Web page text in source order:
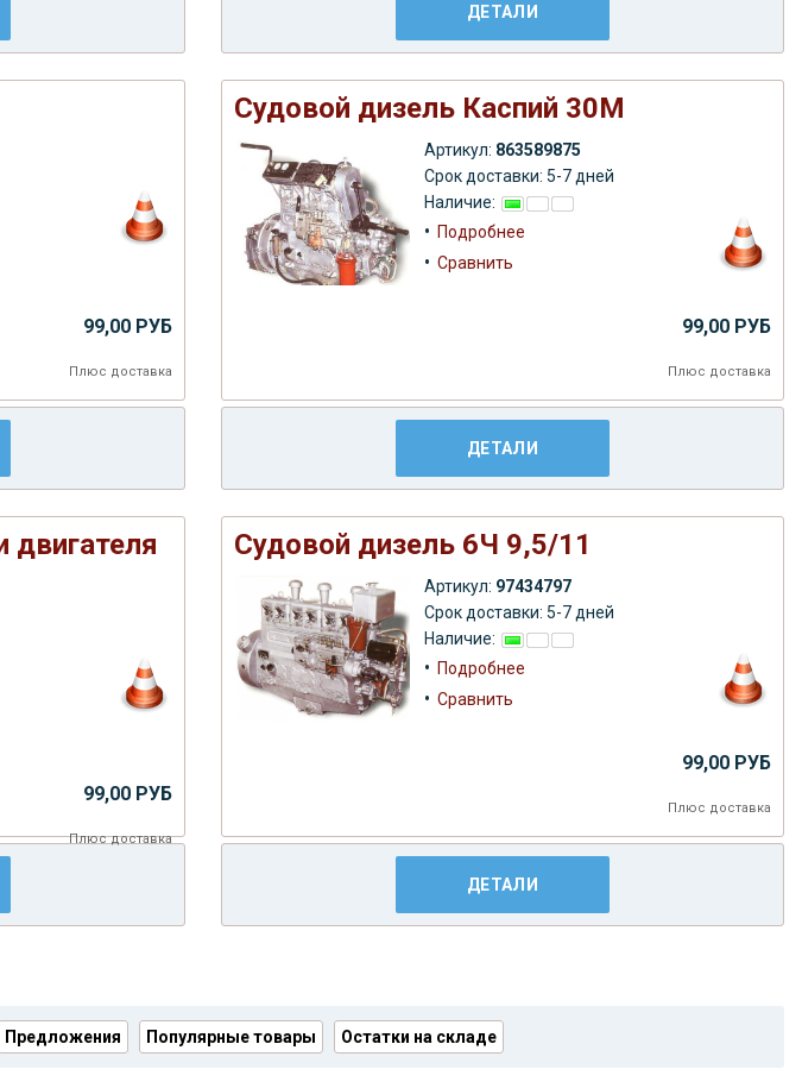
ДЕТАЛИ
99,00 РУБ
Плюс доставка
Судовой дизель Каспий 30М
Артикул: 863589875
Срок доставки: 5-7 дней
Наличие:
• Подробнее
• Сравнить
99,00 РУБ
Плюс доставка
ДЕТАЛИ
двигателя
99,00 РУБ
Плюсдоставка
Судовой дизель 6Ч 9,5/11
Артикул: 97434797
Срок доставки: 5-7 дней
Наличие:
• Подробнее
• Сравнить
99,00 РУБ
Плюс доставка
ДЕТАЛИ
Предложения Популярные товары Остатки на складе